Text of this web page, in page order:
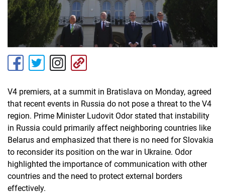
V4 premiers, at a summit in Bratislava on Monday, agreed
that recent events in Russia do not pose a threat to the V4
region. Prime Minister Ludovit Odor stated that instability
in Russia could primarily affect neighboring countries like
Belarus and emphasized that there is no need for Slovakia
to reconsider its position on the war in Ukraine. Odor
highlighted the importance of communication with other
countries and the need to protect external borders
effectively.